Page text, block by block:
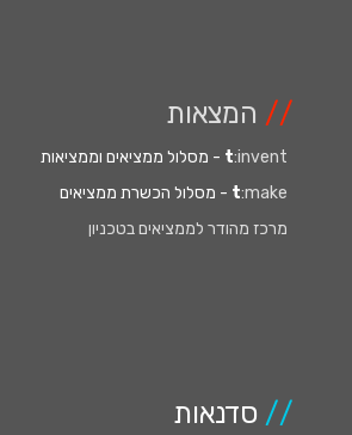
// המצאות
t:invent
- מסלול ממציאים וממציאות
t:make
- מסלול הכשרת ממציאים
מרכז מהודר לממציאים בטכניון
// סדנאות